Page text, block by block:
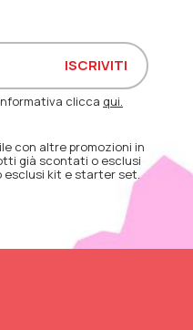
clicca qui.
con altre promozioni in
già scontati o esclusi
esclusi kit e starter set.